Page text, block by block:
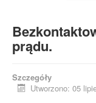
prądu.
Szczegóły
Utworzono: 05